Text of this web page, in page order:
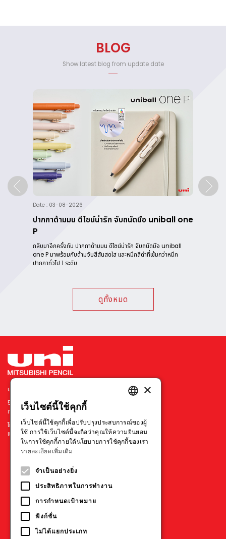
BLOG
Show latest blog from update date
Date : 03-08-2026
ปากกาด้ามมน ดีไซน์น่ารัก จับถนัดมือ uniball one
P
กลับมาอีกครั้งกับ ปากกาด้ามมน ดีไซน์น่ารัก จับถนัดมือ uniball
one P มาพร้อมกับด้ามจับสีสันสดใส และหมึกสีดำที่เข้มกว่าหมึก
ปากกาทั่วไป 1 ระดับ
ดูทั้งหมด
บริษัท มิตซูบิชิ เพนซิล ประเทศไทย จำกัด
540 อาคารเมอร์คิวรี่ ทาวเวอร์ ชั้น 7 ยูนิต 702
ถนนเพลินจิต แขวงลุมพินี เขตปทุมวัน กรุงเทพฯ 10330
โทร : +66 211 79314-5
แฟกซ์ : +66 211 73595
THAI
VIETNAMESE
×
เว็บไซต์นี้ใช้คุกกี้
เว็บไซต์นี้ใช้คุกกี้เพื่อปรับปรุงประสบการณ์ของผู้
ใช้ การใช้เว็บไซต์นี้จะถือว่าคุณให้ความยินยอม
ในการใช้คุกกี้ภายใต้นโยบายการใช้คุกกี้ของเรา
รายละเอียดเพิ่มเติม
จำเป็นอย่างยิ่ง
ประสิทธิภาพในการทำงาน
การกำหนดเป้าหมาย
ฟังก์ชั่น
ไม่ได้แยกประเภท